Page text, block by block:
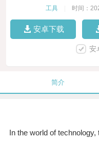
工具 时间：
安卓下载
安
简介
In the world of